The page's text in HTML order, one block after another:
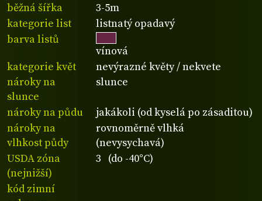
běžná šířka
3-5m
kategorie list
listnatý opadavý
barva listů
vínová
kategorie květ
nevýrazné květy / nekvete
nároky na
slunce
slunce
nároky na půdu
jakákoli (od kyselá po zásaditou)
nároky na
vlhkost půdy
rovnoměrně vlhká
(nevysychavá)
USDA zóna
(nejnižší)
3 (do -40°C)
kód zimní